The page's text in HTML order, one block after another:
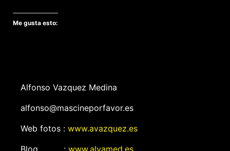
Me gusta esto:
Alfonso Vazquez Medina
alfonso@mascineporfavor.es
Web fotos : www.avazquez.es
Blog : www.alvamed.es